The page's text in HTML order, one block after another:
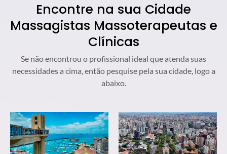
Encontre na sua Cidade
Massagistas Massoterapeutas e
Clínicas
Se não encontrou o profissional ideal que atenda suas
necessidades a cima, então pesquise pela sua cidade, logo a
abaixo.